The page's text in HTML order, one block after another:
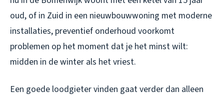
oud, of in Zuid in een nieuwbouwwoning met moderne
installaties, preventief onderhoud voorkomt
problemen op het moment dat je het minst wilt:
midden in de winter als het vriest.
Een goede loodgieter vinden gaat verder dan alleen